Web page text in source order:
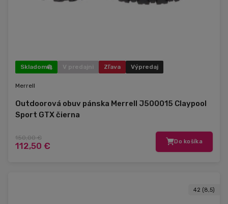
Skladom V predajni Zľava Výpredaj
Merrell
Outdoorová obuv pánska Merrell J500015 Claypool
Sport GTX čierna
150,00 €
112,50 € Do košíka
42 (8,5)